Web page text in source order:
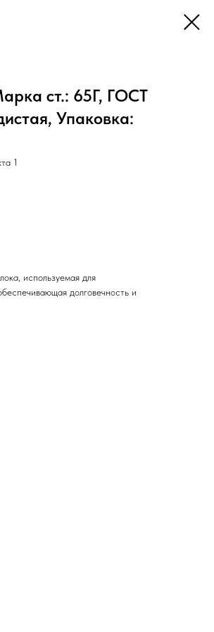
ст.: 65Г, ГОСТ
Упаковка:
1
используемая для
долговечность и